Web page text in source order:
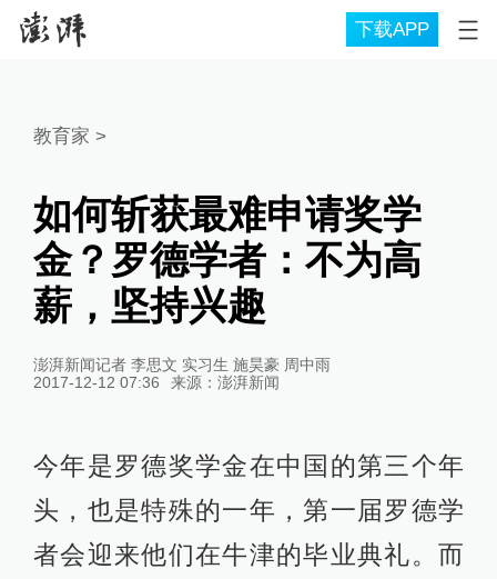
下载APP
教育家 >
如何斩获最难申请奖学
金？罗德学者：不为高
薪，坚持兴趣
澎湃新闻记者 李思文 实习生 施昊豪 周中雨
2017-12-12 07:36
来源： 澎湃新闻
今年是罗德奖学金在中国的第三个年
头，也是特殊的一年，第一届罗德学
者会迎来他们在牛津的毕业典礼。而